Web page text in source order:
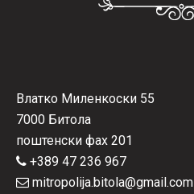
Влатко Миленкоски 55
7000 Битола
поштенски фах 201
+389 47 236 967
mitropolija.bitola@gmail.com